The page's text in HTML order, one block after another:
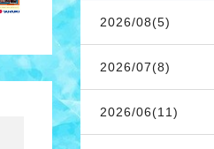
2026/08(5)
2026/07(8)
2026/06(11)